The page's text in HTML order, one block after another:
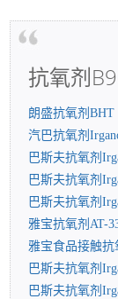
抗氧剂
朗盛抗氧剂BHT
汽巴抗氧剂
巴斯夫抗氧剂
巴斯夫抗氧剂
巴斯夫抗氧剂
雅宝抗氧剂AT-
雅宝食品接触抗
巴斯夫抗氧剂
巴斯夫抗氧剂